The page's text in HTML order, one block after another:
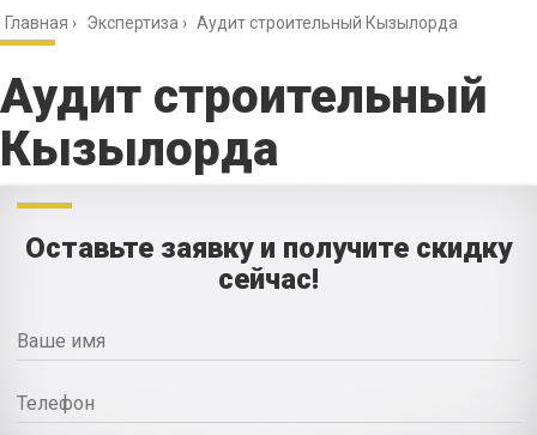
Главная › Экспертиза › Аудит строительный Кызылорда
Аудит строительный
Кызылорда
Оставьте заявку и получите скидку
сейчас!